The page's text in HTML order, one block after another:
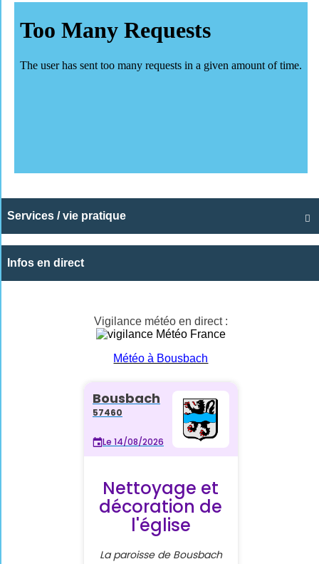

Services / vie pratique
Infos en direct
Vigilance météo en direct :
Météo à Bousbach